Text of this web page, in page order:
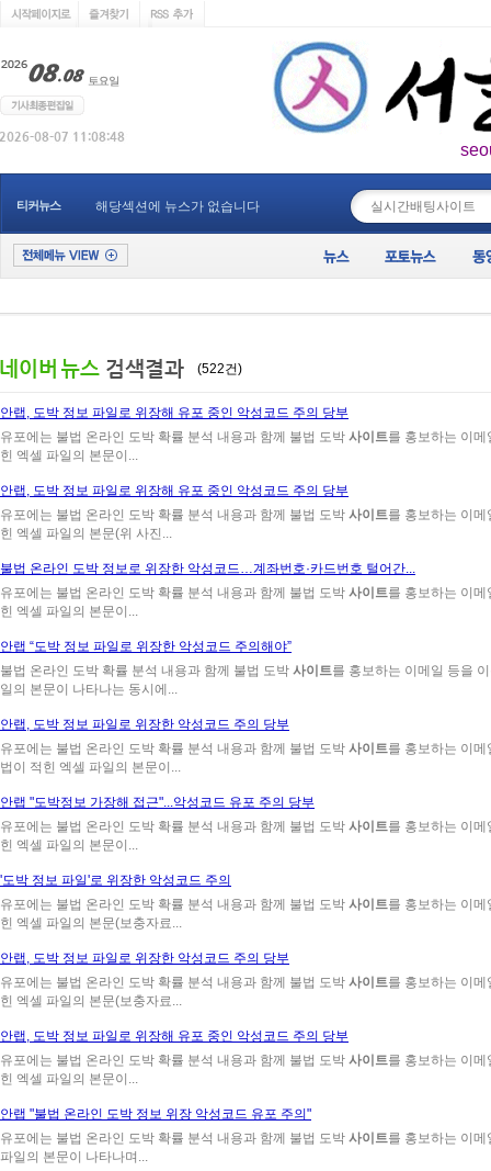
티커뉴스 해당섹션에 뉴스가 없습니다
(522건)
안랩, 도박 정보 파일로 위장해 유포 중인 악성코드 주의 당부
유포에는 불법 온라인 도박 확률 분석 내용과 함께 불법 도박 사이트를 홍보하는 이
힌 엑셀 파일의 본문이...
안랩, 도박 정보 파일로 위장해 유포 중인 악성코드 주의 당부
유포에는 불법 온라인 도박 확률 분석 내용과 함께 불법 도박 사이트를 홍보하는 이
힌 엑셀 파일의 본문(위 사진...
불법 온라인 도박 정보로 위장한 악성코드…계좌번호·카드번호 털어간...
유포에는 불법 온라인 도박 확률 분석 내용과 함께 불법 도박 사이트를 홍보하는 이
힌 엑셀 파일의 본문이...
안랩 “도박 정보 파일로 위장한 악성코드 주의해야”
불법 온라인 도박 확률 분석 내용과 함께 불법 도박 사이트를 홍보하는 이메일 등을
일의 본문이 나타나는 동시에...
안랩, 도박 정보 파일로 위장한 악성코드 주의 당부
유포에는 불법 온라인 도박 확률 분석 내용과 함께 불법 도박 사이트를 홍보하는 이
법이 적힌 엑셀 파일의 본문이...
안랩 "도박정보 가장해 접근"...악성코드 유포 주의 당부
유포에는 불법 온라인 도박 확률 분석 내용과 함께 불법 도박 사이트를 홍보하는 이
힌 엑셀 파일의 본문이...
'도박 정보 파일'로 위장한 악성코드 주의
유포에는 불법 온라인 도박 확률 분석 내용과 함께 불법 도박 사이트를 홍보하는 이
힌 엑셀 파일의 본문(보충자료...
안랩, 도박 정보 파일로 위장한 악성코드 주의 당부
유포에는 불법 온라인 도박 확률 분석 내용과 함께 불법 도박 사이트를 홍보하는 이
힌 엑셀 파일의 본문(보충자료...
안랩, 도박 정보 파일로 위장해 유포 중인 악성코드 주의 당부
유포에는 불법 온라인 도박 확률 분석 내용과 함께 불법 도박 사이트를 홍보하는 이
힌 엑셀 파일의 본문이...
안랩 "불법 온라인 도박 정보 위장 악성코드 유포 주의"
유포에는 불법 온라인 도박 확률 분석 내용과 함께 불법 도박 사이트를 홍보하는 이
파일의 본문이 나타나며...